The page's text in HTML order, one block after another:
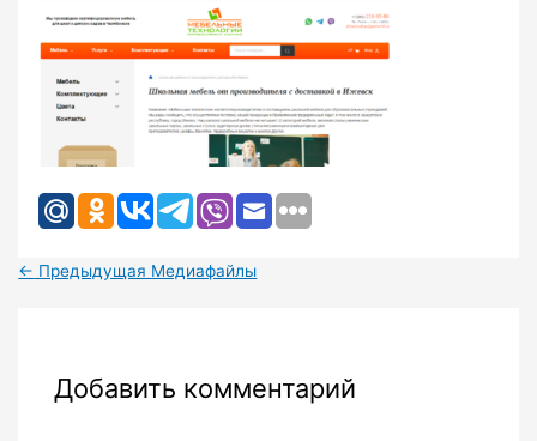
← Предыдущая Медиафайлы
Добавить комментарий